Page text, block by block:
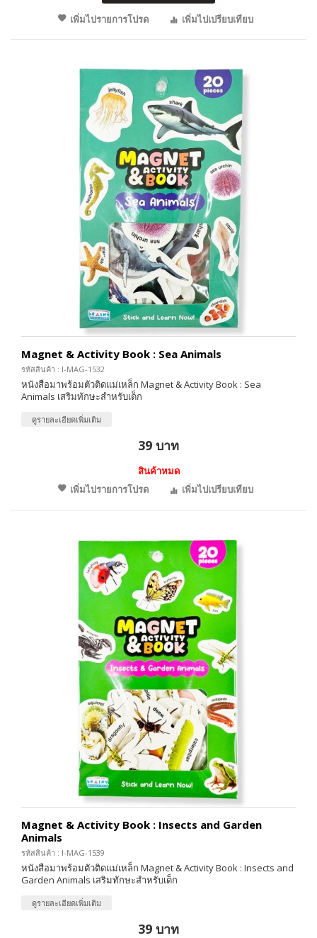
เพิ่มไปรายการโปรด เพิ่มไปเปรียบเทียบ
Magnet & Activity Book : Sea Animals
รหัสสินค้า : I-MAG-1532
หนังสือมาพร้อมตัวติดแม่เหล็ก Magnet & Activity Book : Sea
Animals เสริมทักษะสำหรับเด็ก
ดูรายละเอียดเพิ่มเติม
39 บาท
สินค้าหมด
เพิ่มไปรายการโปรด
เพิ่มไปเปรียบเทียบ
Magnet & Activity Book : Insects and Garden
Animals
รหัสสินค้า : I-MAG-1539
หนังสือมาพร้อมตัวติดแม่เหล็ก Magnet & Activity Book : Insects and
Garden Animals เสริมทักษะสำหรับเด็ก
ดูรายละเอียดเพิ่มเติม
39 บาท